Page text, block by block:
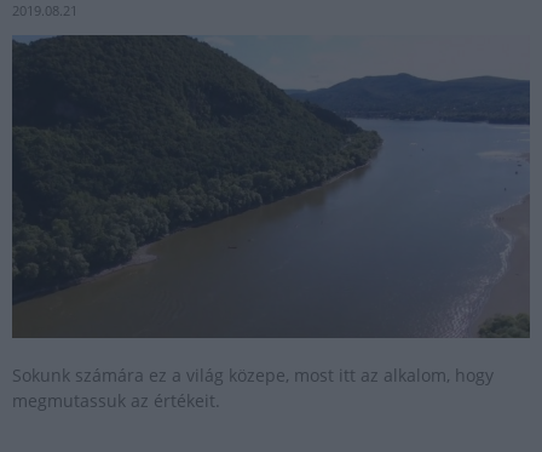
2019.08.21
Sokunk számára ez a világ közepe, most itt az alkalom, hogy
megmutassuk az értékeit.